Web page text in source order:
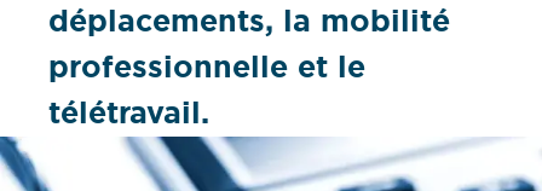
déplacements, la mobilité
professionnelle et le
télétravail.